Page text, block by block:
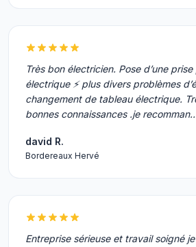
Très bon électricien. Pose d’une
électrique ⚡️ plus divers problèmes
changement de tableau électrique.
bonnes connaissances .je
david R.
Bordereaux Hervé
Entreprise sérieuse et travail soigné